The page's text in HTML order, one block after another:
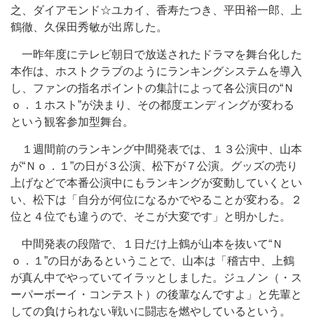
之、ダイアモンド☆ユカイ、香寿たつき、平田裕一郎、上
鶴徹、久保田秀敏が出席した。
一昨年度にテレビ朝日で放送されたドラマを舞台化した
本作は、ホストクラブのようにランキングシステムを導入
し、ファンの指名ポイントの集計によって各公演日の“Ｎ
ｏ．１ホスト”が決まり、その都度エンディングが変わる
という観客参加型舞台。
１週間前のランキング中間発表では、１３公演中、山本
が“Ｎｏ．１”の日が３公演、松下が７公演。グッズの売り
上げなどで本番公演中にもランキングが変動していくとい
い、松下は「自分が何位になるかでやることが変わる。２
位と４位でも違うので、そこが大変です」と明かした。
中間発表の段階で、１日だけ上鶴が山本を抜いて“Ｎ
ｏ．１”の日があるということで、山本は「稽古中、上鶴
が真ん中でやっていてイラッとしました。ジュノン（・ス
ーパーボーイ・コンテスト）の後輩なんですよ」と先輩と
しての負けられない戦いに闘志を燃やしているという。